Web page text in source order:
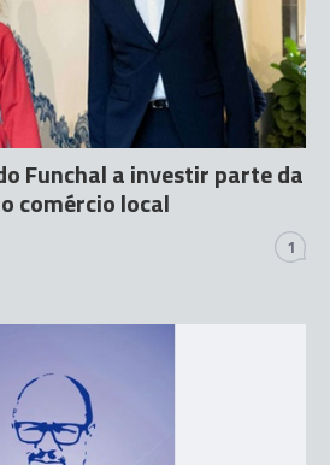
Funchal a investir parte da
comércio local
1